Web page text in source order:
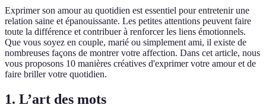
Exprimer son amour au quotidien est essentiel pour entretenir une
relation saine et épanouissante. Les petites attentions peuvent faire
toute la différence et contribuer à renforcer les liens émotionnels.
Que vous soyez en couple, marié ou simplement ami, il existe de
nombreuses façons de montrer votre affection. Dans cet article, nous
vous proposons 10 manières créatives d'exprimer votre amour et de
faire briller votre quotidien.
1. L’art des mots